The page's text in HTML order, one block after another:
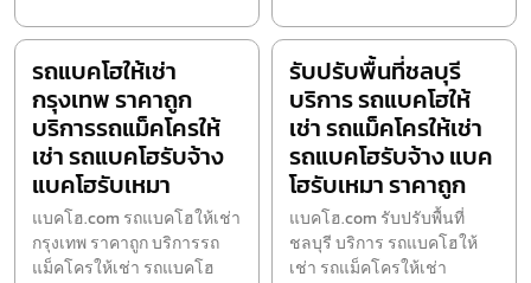
รถแบคโฮให้เช่า
กรุงเทพ ราคาถูก
บริการรถแม็คโครให้
เช่า รถแบคโฮรับจ้าง
แบคโฮรับเหมา
แบคโฮ.com รถแบคโฮให้เช่า
กรุงเทพ ราคาถูก บริการรถ
แม็คโครให้เช่า รถแบคโฮ
รับปรับพื้นที่ชลบุรี
บริการ รถแบคโฮให้
เช่า รถแม็คโครให้เช่า
รถแบคโฮรับจ้าง แบค
โฮรับเหมา ราคาถูก
แบคโฮ.com รับปรับพื้นที่
ชลบุรี บริการ รถแบคโฮให้
เช่า รถแม็คโครให้เช่า